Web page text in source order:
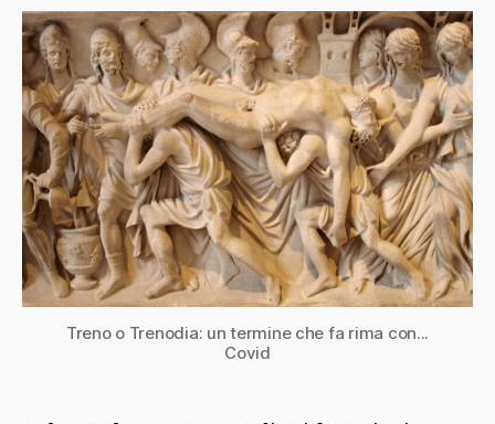
Treno o Trenodia: un termine che fa rima con...
Covid